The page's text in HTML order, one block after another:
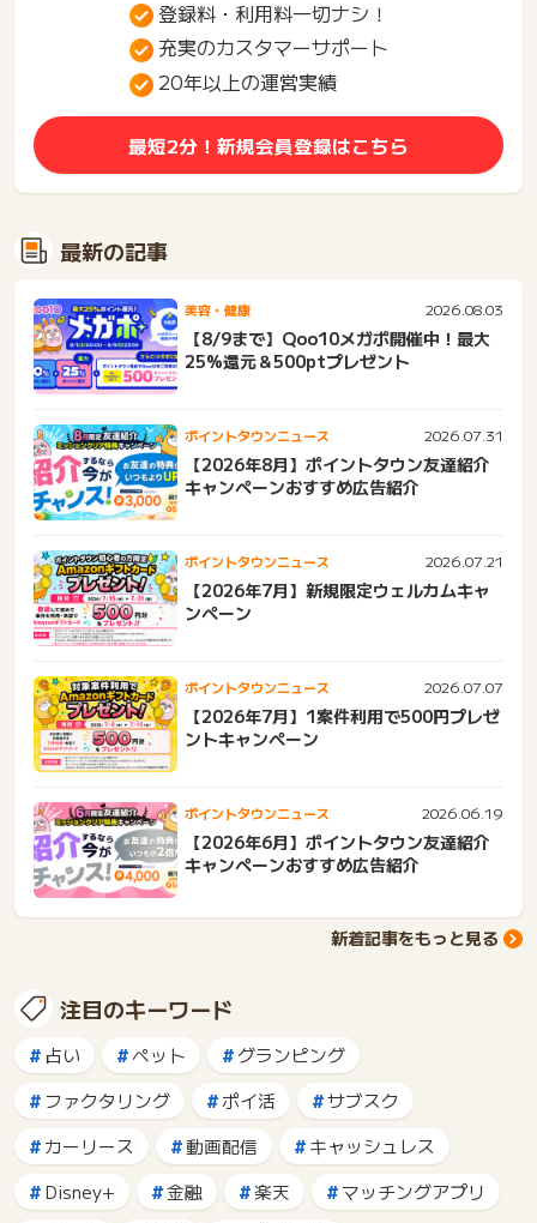
登録料・利用料一切ナシ！
充実のカスタマーサポート
20年以上の運営実績
最短2分！新規会員登録はこちら
最新の記事
美容・健康 2026.08.03
【8/9まで】Qoo10メガポ開催中！最大
25%還元＆500ptプレゼント
ポイントタウンニュース 2026.07.31
【2026年8月】ポイントタウン友達紹介
キャンペーンおすすめ広告紹介
ポイントタウンニュース 2026.07.21
【2026年7月】新規限定ウェルカムキャ
ンペーン
ポイントタウンニュース 2026.07.07
【2026年7月】1案件利用で500円プレゼ
ントキャンペーン
ポイントタウンニュース 2026.06.19
【2026年6月】ポイントタウン友達紹介
キャンペーンおすすめ広告紹介
新着記事をもっと見る
注目のキーワード
占い ペット
グランピング
ファクタリング
ポイ活
サブスク
カーリース
動画配信
キャッシュレス
Disney+
金融 楽天
マッチングアプリ